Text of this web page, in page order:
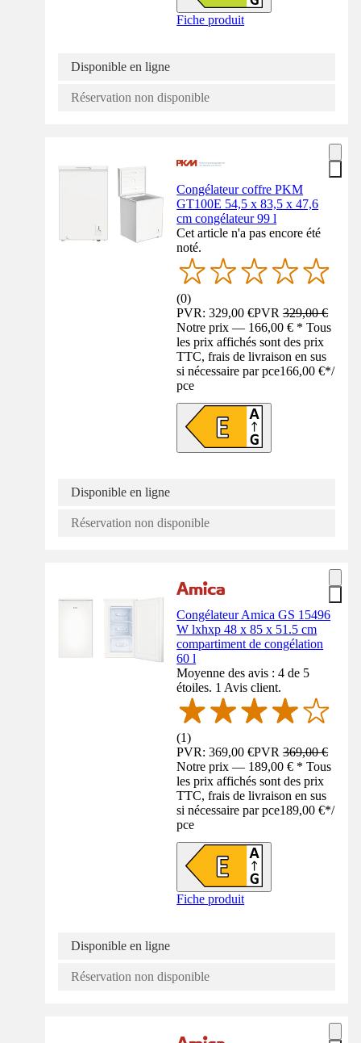
Fiche produit
Disponible en ligne
Réservation non disponible
Congélateur coffre PKM
GT100E 54,5 x 83,5 x 47,6
cm congélateur 99 l
Cet article n'a pas encore été
noté.
(0)
PVR: 329,00 €PVR329,00 €
Notre prix — 166,00 € * Tous
les prix affichés sont des prix
TTC, frais de livraison en sus
si nécessaire par pce166,00 €*/
pce
Disponible en ligne
Réservation non disponible
Congélateur Amica GS 15496
W lxhxp 48 x 85 x 51.5 cm
compartiment de congélation
60 l
Moyenne des avis : 4 de 5
étoiles. 1 Avis client.
(1)
PVR: 369,00 €PVR369,00 €
Notre prix — 189,00 € * Tous
les prix affichés sont des prix
TTC, frais de livraison en sus
si nécessaire par pce189,00 €*/
pce
Fiche produit
Disponible en ligne
Réservation non disponible